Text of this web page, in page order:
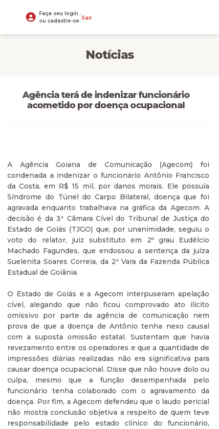
Faça seu login
ou cadastre-se. Sair
Notícias
Agência terá de indenizar funcionário
acometido por doença ocupacional
A Agência Goiana de Comunicação (Agecom) foi
condenada a indenizar o funcionário Antônio Francisco
da Costa, em R$ 15 mil, por danos morais. Ele possuía
Síndrome do Túnel do Carpo Bilateral, doença que foi
agravada enquanto trabalhava na gráfica da Agecom. A
decisão é da 3ª Câmara Cível do Tribunal de Justiça do
Estado de Goiás (TJGO) que, por unanimidade, seguiu o
voto do relator, juiz substituto em 2º grau Eudélcio
Machado Fagundes, que endossou a sentença da juíza
Suelenita Soares Correia, da 2ª Vara da Fazenda Pública
Estadual de Goiânia.
O Estado de Goiás e a Agecom interpuseram apelação
cível, alegando que não ficou comprovado ato ilícito
omissivo por parte da agência de comunicação nem
prova de que a doença de Antônio tenha nexo causal
com a suposta omissão estatal. Sustentam que havia
revezamento entre os operadores e que a quantidade de
impressões diárias realizadas não era significativa para
causar doença ocupacional. Disse que não houve dolo ou
culpa, mesmo que a função desempenhada pelo
funcionário tenha colaborado com o agravamento da
doença. Por fim, a Agecom defendeu que o laudo pericial
não mostra conclusão objetiva a respeito de quem teve
responsabilidade pelo estado clínico do funcionário,